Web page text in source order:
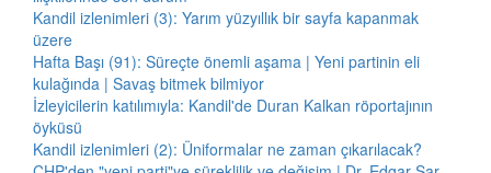
Kandil izlenimleri (3): Yarım yüzyıllık bir sayfa kapanmak
üzere
Hafta Başı (91): Süreçte önemli aşama | Yeni partinin eli
kulağında | Savaş bitmek bilmiyor
İzleyicilerin katılımıyla: Kandil'de Duran Kalkan röportajının
öyküsü
Kandil izlenimleri (2): Üniformalar ne zaman çıkarılacak?